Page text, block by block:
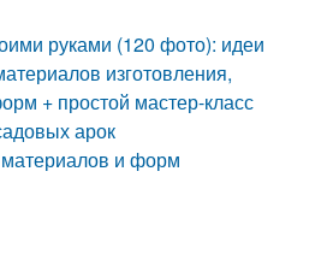
руками (120 фото): идеи
изготовления,
+ простой мастер-класс
арок
и форм